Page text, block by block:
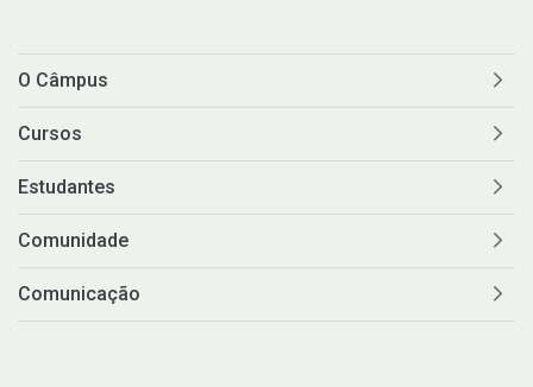
O Câmpus
Cursos
Estudantes
Comunidade
Comunicação